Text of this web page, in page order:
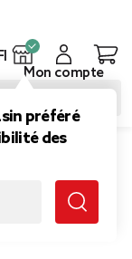
préféré
des
Mon compte